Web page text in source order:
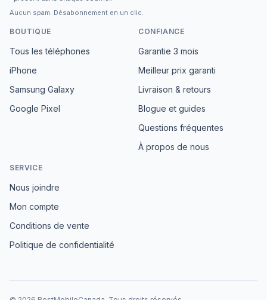
Aucun spam. Désabonnement en un clic.
BOUTIQUE
Tous les téléphones
iPhone
Samsung Galaxy
Google Pixel
CONFIANCE
Garantie 3 mois
Meilleur prix garanti
Livraison & retours
Blogue et guides
Questions fréquentes
À propos de nous
SERVICE
Nous joindre
Mon compte
Conditions de vente
Politique de confidentialité